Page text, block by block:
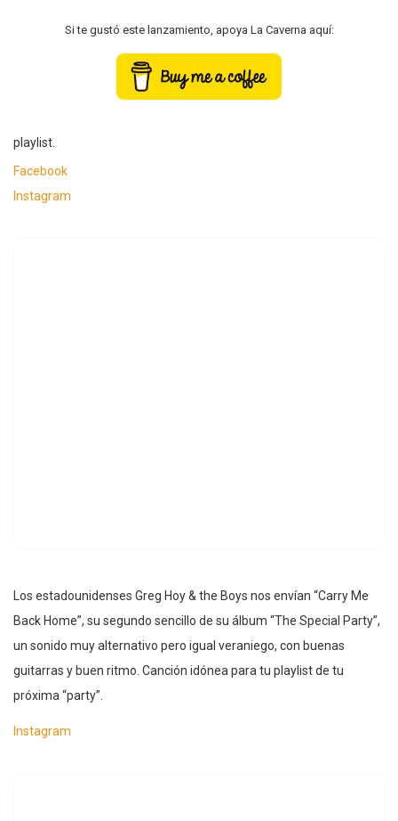
Si te gustó este lanzamiento, apoya La Caverna aquí:
playlist.
Facebook
Instagram
Los estadounidenses Greg Hoy & the Boys nos envían “Carry Me
Back Home”, su segundo sencillo de su álbum “The Special Party”,
un sonido muy alternativo pero igual veraniego, con buenas
guitarras y buen ritmo. Canción idónea para tu playlist de tu
próxima “party”.
Instagram